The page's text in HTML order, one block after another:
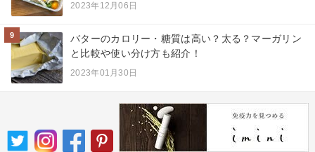
2023年12月06日
9
バターのカロリー・糖質は高い？太る？マーガリン
と比較や使い分け方も紹介！
2023年01月30日